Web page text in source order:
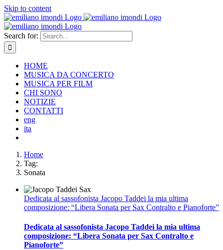
Skip to content
Search for:
HOME
MUSICA DA CONCERTO
MUSICA PER FILM
CHI SONO
NOTIZIE
CONTATTI
eng
ita
Home
Tag:
Sonata
Dedicata al sassofonista Jacopo Taddei la mia ultima
composizione: “Libera Sonata per Sax Contralto e Pianoforte”
Dedicata al sassofonista Jacopo Taddei la mia ultima
composizione: “Libera Sonata per Sax Contralto e
Pianoforte”